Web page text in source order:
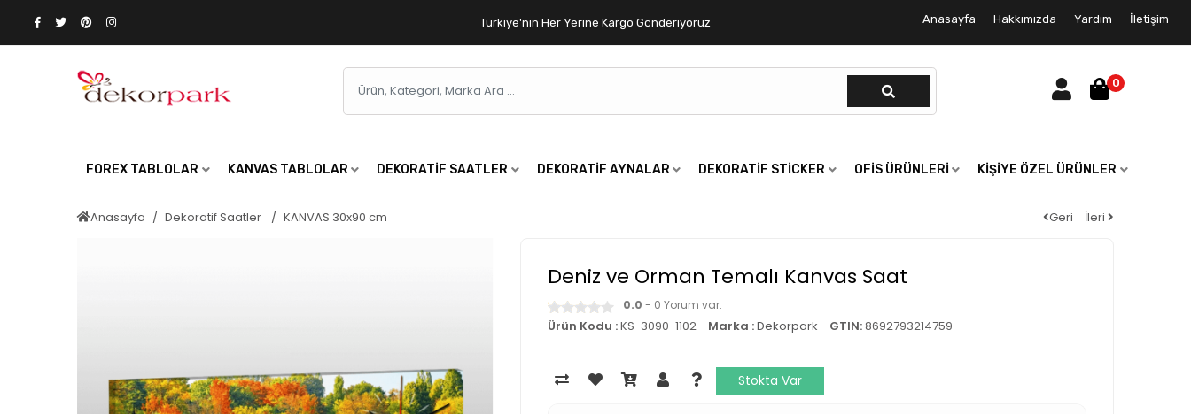
Türkiye'nin Her Yerine Kargo Gönderiyoruz Anasayfa Hakkımızda Yardım İletişim
0
FOREX TABLOLAR KANVAS TABLOLAR DEKORATIF SAATLER DEKORATIF AYNALAR DEKORATIF STICKER OFIS ÜRÜNLERI KIŞIYE ÖZEL ÜRÜNLER
Anasayfa Dekoratif Saatler KANVAS 30x90 cm Geri İleri
Deniz ve Orman Temalı Kanvas Saat
0.0 - 0 Yorum var.
Ürün Kodu :KS-3090-1102 Marka :Dekorpark GTIN:8692793214759
Stokta Var